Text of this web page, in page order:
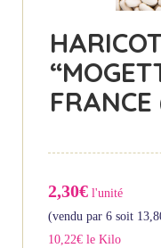
2,30€ l'unité
(vendu par 6 soit
10,22€ le Kilo